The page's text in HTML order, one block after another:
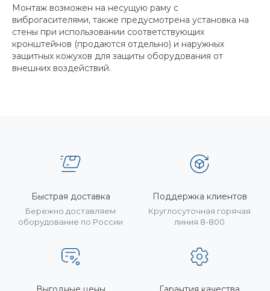
Монтаж возможен на несущую раму с
виброгасителями, также предусмотрена установка на
стены при использовании соответствующих
кронштейнов (продаются отдельно) и наружных
защитных кожухов для защиты оборудования от
внешних воздействий.
Быстрая доставка
Бережно доставляем
оборудование по России
Поддержка клиентов
Круглосуточная горячая
линия 8-800